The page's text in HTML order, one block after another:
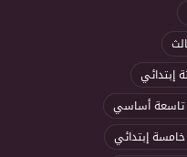
إبتدائي
أساسي
إبتدائي